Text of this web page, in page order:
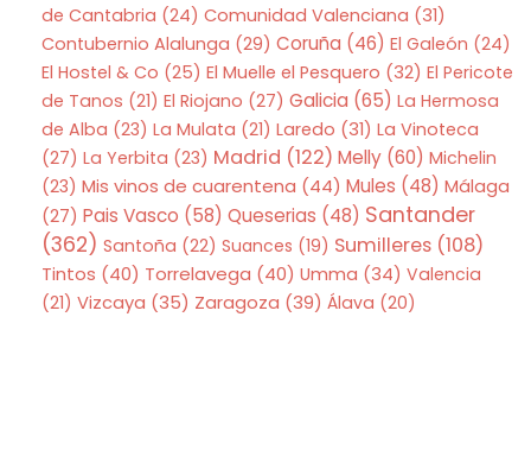
de Cantabria (24) Comunidad Valenciana (31)
Contubernio Alalunga (29) Coruña (46) El Galeón (24)
El Hostel & Co (25) El Muelle el Pesquero (32) El Pericote
de Tanos (21) El Riojano (27) Galicia (65) La Hermosa
de Alba (23) La Mulata (21) Laredo (31) La Vinoteca
(27) La Yerbita (23) Madrid (122) Melly(60) Michelin
(23) Mis vinos de cuarentena (44) Mules (48) Málaga
(27) Pais Vasco (58) Queserias (48) Santander
(362) Santoña (22) Suances (19) Sumilleres(108)
Tintos (40) Torrelavega (40) Umma (34) Valencia
(21) Vizcaya (35) Zaragoza (39) Álava (20)